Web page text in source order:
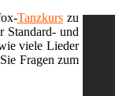
Tanzkurszu
Standard- und
viele Lieder
Fragen zum